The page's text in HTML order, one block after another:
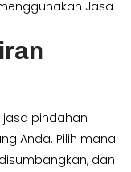
Jasa
pindahan
Anda. Pilih mana
dan